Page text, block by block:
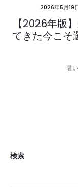
2026年5月19
【2026年版
てきた今こそ
暑
検索